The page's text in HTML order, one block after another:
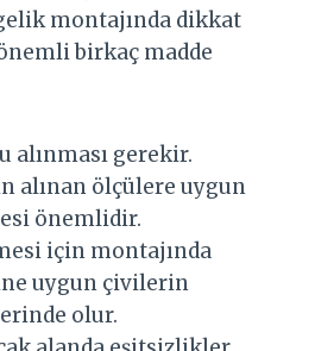
montajında dikkat
birkaç madde
alınması gerekir.
alınan ölçülere uygun
önemlidir.
için montajında
uygun çivilerin
olur.